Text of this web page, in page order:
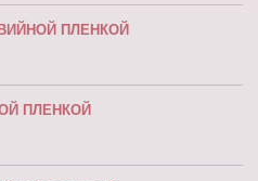
ПЛЕНКОЙ
ПЛЕНКОЙ